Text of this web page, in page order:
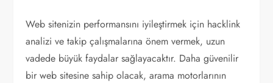
Web sitenizin performansını iyileştirmek için hacklink
analizi ve takip çalışmalarına önem vermek, uzun
vadede büyük faydalar sağlayacaktır. Daha güvenilir
bir web sitesine sahip olacak, arama motorlarının